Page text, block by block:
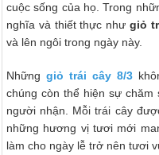
cuộc sống của họ. Trong
nghĩa và thiết thực như giỏ
và lên ngôi trong ngày này.
Những giỏ trái cây 8/3
chúng còn thể hiện sự chăm
người nhận. Mỗi trái cây
những hương vị tươi mới
làm cho ngày lễ trở nên tươi